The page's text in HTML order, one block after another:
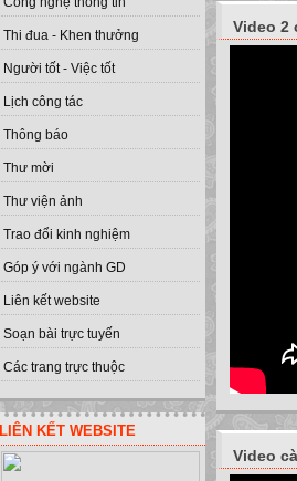
Thi đua - Khen thưởng
Người tốt - Việc tốt
Lịch công tác
Thông báo
Thư mời
Thư viện ảnh
Trao đổi kinh nghiệm
Góp ý với ngành GD
Liên kết website
Soạn bài trực tuyến
Các trang trực thuộc
LIÊN KẾT WEBSITE
Video 2
Video